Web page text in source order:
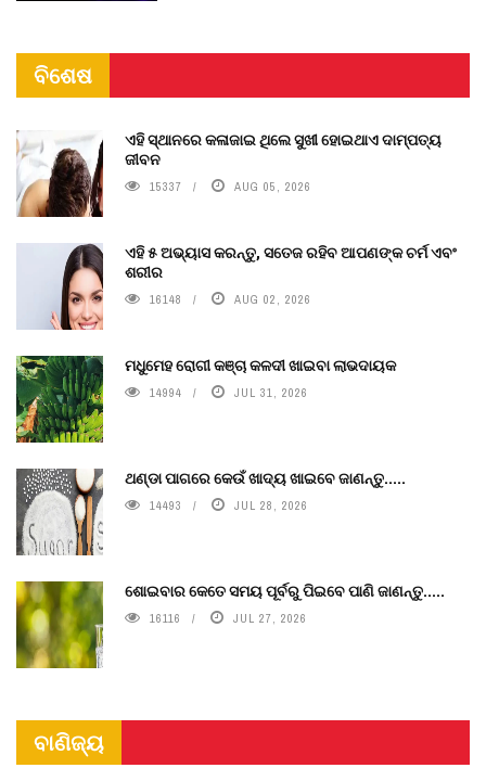
ବିଶେଷ
ଏହି ସ୍ଥାନରେ କଳାଜାଇ ଥିଲେ ସୁଖୀ ହୋଇଥାଏ ଦାମ୍ପତ୍ୟ
ଜୀବନ
15337 AUG 05, 2026
ଏହି ୫ ଅଭ୍ୟାସ କରନ୍ତୁ, ସତେଜ ରହିବ ଆପଣଙ୍କ ଚର୍ମ ଏବଂ
ଶରୀର
16148 AUG 02, 2026
ମଧୁମେହ ରୋଗୀ କଞ୍ଚା କଳଦୀ ଖାଇବା ଲାଭଦାୟକ
14994 JUL 31, 2026
ଥଣ୍ଡା ପାଗରେ କେଉଁ ଖାଦ୍ୟ ଖାଇବେ ଜାଣନ୍ତୁ.....
14493 JUL 28, 2026
ଶୋଇବାର କେତେ ସମୟ ପୂର୍ବରୁ ପିଇବେ ପାଣି ଜାଣନ୍ତୁ.....
16116 JUL 27, 2026
ବାଣିଜ୍ୟ